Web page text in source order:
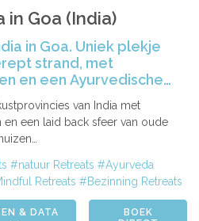
in Goa (India)
in Goa. Uniek plekje
strand, met
en een Ayurvedische
van India met
een laid back sfeer van oude
natuur Retreats
Ayurveda
Retreats Bezinning Retreats
& DATA
BOEK